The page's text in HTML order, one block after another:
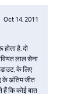
Oct 14, 2011
है. दो
लाल सेना
के लिए
के अंतिम जीत
हैं कि कोई बात